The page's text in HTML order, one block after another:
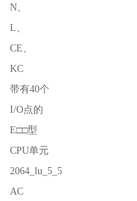
N、
L、
CE、
KC
带有40个
I/O点的
E□□型
CPU单元
2064_lu_5_5
AC